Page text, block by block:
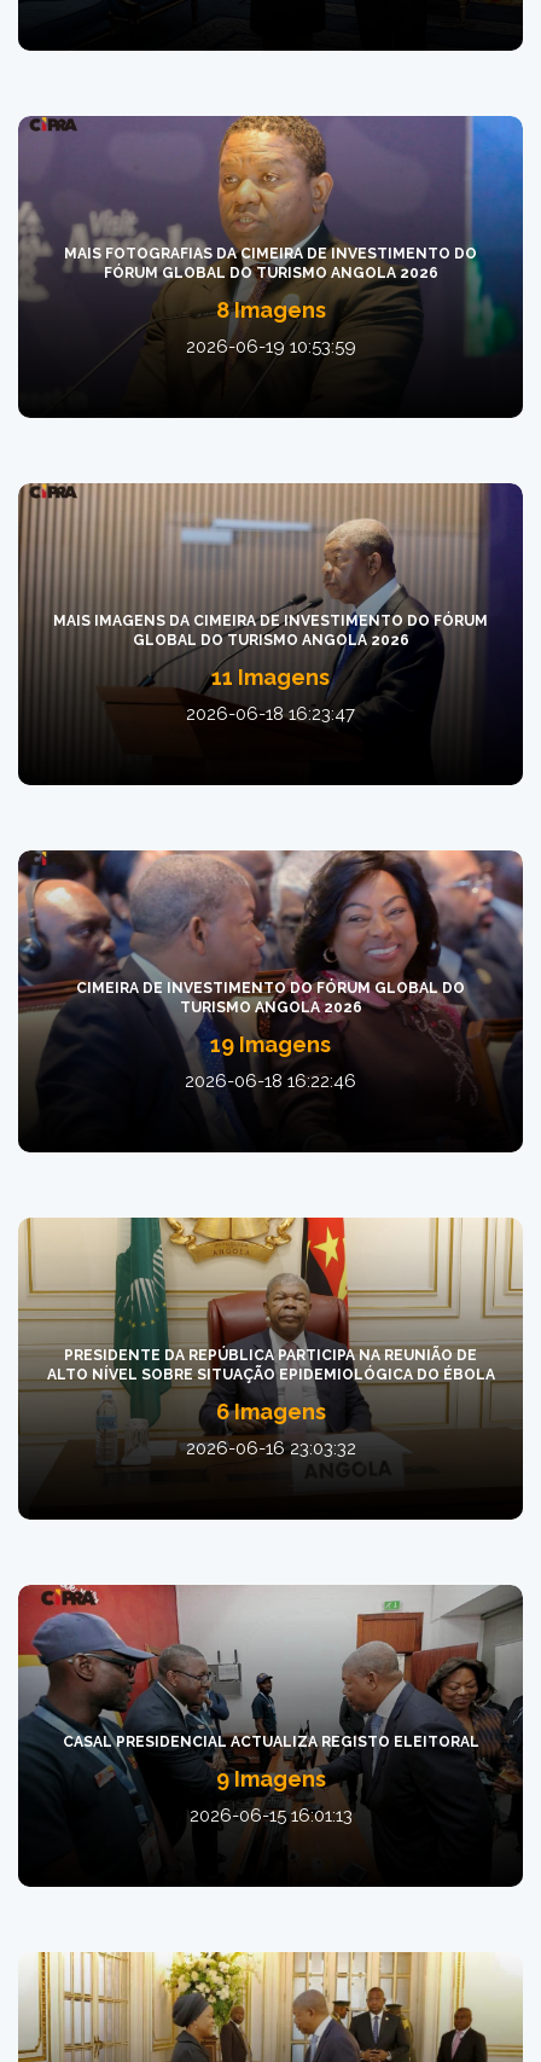
MAIS FOTOGRAFIAS DA CIMEIRA DE INVESTIMENTO DO
FÓRUM GLOBAL DO TURISMO ANGOLA 2026
8 Imagens
2026-06-19 10:53:59
MAIS IMAGENS DA CIMEIRA DE INVESTIMENTO DO FÓRUM
GLOBAL DO TURISMO ANGOLA 2026
11 Imagens
2026-06-18 16:23:47
CIMEIRA DE INVESTIMENTO DO FÓRUM GLOBAL DO
TURISMO ANGOLA 2026
19 Imagens
2026-06-18 16:22:46
PRESIDENTE DA REPÚBLICA PARTICIPA NA REUNIÃO DE
ALTO NÍVEL SOBRE SITUAÇÃO EPIDEMIOLÓGICA DO ÉBOLA
6 Imagens
2026-06-16 23:03:32
CASAL PRESIDENCIAL ACTUALIZA REGISTO ELEITORAL
9 Imagens
2026-06-15 16:01:13